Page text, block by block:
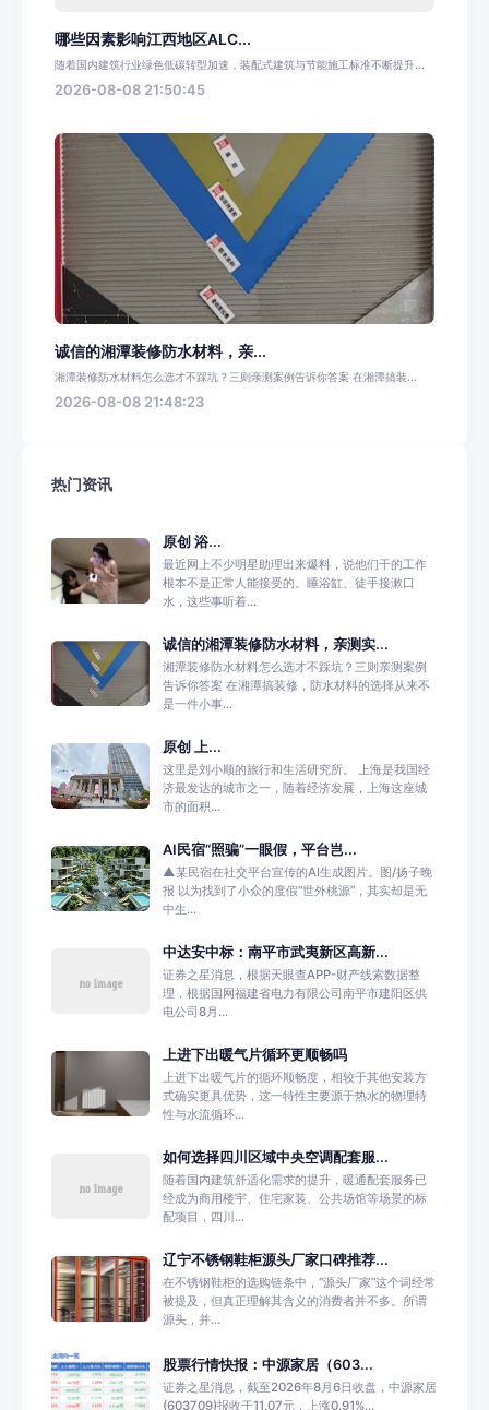
哪些因素影响江西地区ALC...
随着国内建筑行业绿色低碳转型加速，装配式建筑与节能施工标准不断提升...
2026-08-08 21:50:45
诚信的湘潭装修防水材料，亲...
湘潭装修防水材料怎么选才不踩坑？三则亲测案例告诉你答案 在湘潭搞装...
2026-08-08 21:48:23
热门资讯
原创 浴...
最近网上不少明星助理出来爆料，说他们干的工作
根本不是正常人能接受的。睡浴缸、徒手接漱口
水，这些事听着...
诚信的湘潭装修防水材料，亲测实...
湘潭装修防水材料怎么选才不踩坑？三则亲测案例
告诉你答案 在湘潭搞装修，防水材料的选择从来不
是一件小事...
原创 上...
这里是刘小顺的旅行和生活研究所。 上海是我国经
济最发达的城市之一，随着经济发展，上海这座城
市的面积...
AI民宿“照骗”一眼假，平台岂...
▲某民宿在社交平台宣传的AI生成图片。图/扬子晚
报 以为找到了小众的度假“世外桃源”，其实却是无
中生...
中达安中标：南平市武夷新区高新...
证券之星消息，根据天眼查APP-财产线索数据整
理，根据国网福建省电力有限公司南平市建阳区供
电公司8月...
上进下出暖气片循环更顺畅吗
上进下出暖气片的循环顺畅度，相较于其他安装方
式确实更具优势，这一特性主要源于热水的物理特
性与水流循环...
如何选择四川区域中央空调配套服...
随着国内建筑舒适化需求的提升，暖通配套服务已
经成为商用楼宇、住宅家装、公共场馆等场景的标
配项目，四川...
辽宁不锈钢鞋柜源头厂家口碑推荐...
在不锈钢鞋柜的选购链条中，“源头厂家”这个词经常
被提及，但真正理解其含义的消费者并不多。所谓
源头，并...
股票行情快报：中源家居（603...
证券之星消息，截至2026年8月6日收盘，中源家居
(603709)报收于11.07元，上涨0.91%...